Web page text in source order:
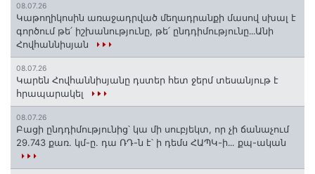
08.07.26
Կաթողիկոսին առաջադրված մեղադրանքի մասով սխալ է
գործում թե՛ իշխանությունը, թե՛ ընդդիմությունը․․․Անի
Հովհաննիսյան
08.07.26
Կարեն Հովհաննիսյանը դստեր հետ ջերմ տեսանյութ է
հրապարակել
08.07.26
Բացի ընդդիմությունից՝ կա մի սուբյեկտ, որ չի ճանաչում
29.743 քառ. կմ-ը. դա ՌԴ-ն է՝ ի դեմս ՀԱՊԿ-ի․․. քպ-ական